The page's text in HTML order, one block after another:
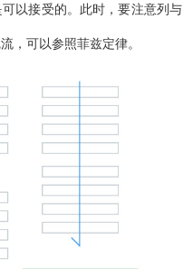
以接受的。此时，要注意列与
，可以参照菲兹定律。